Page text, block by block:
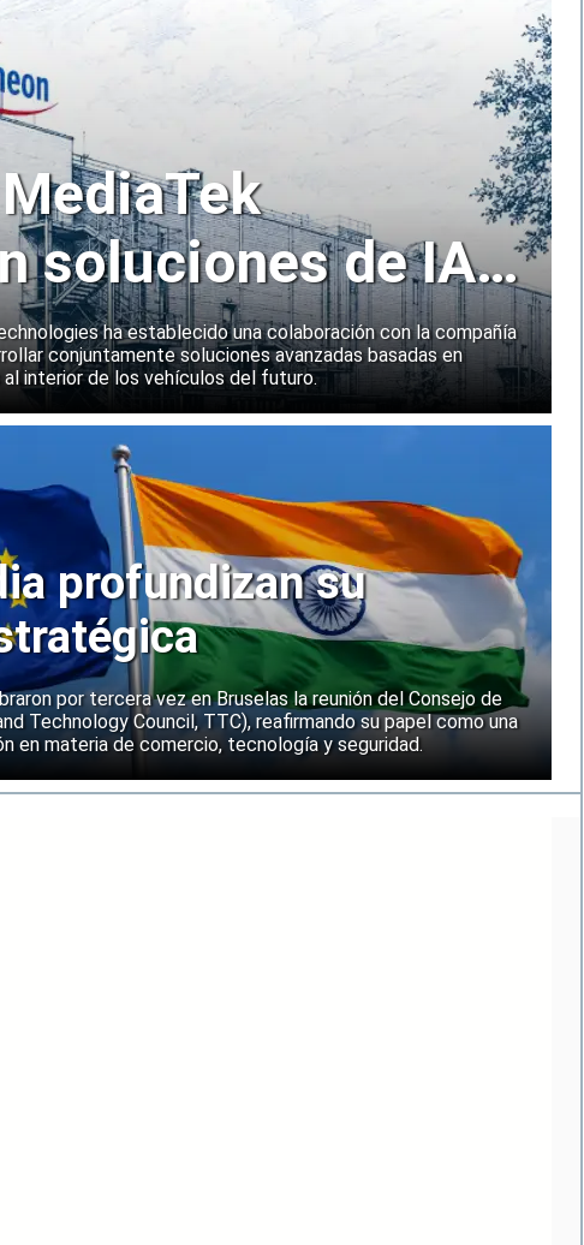
soluciones de IA
a bordo de
ha establecido una colaboración con la compañía
conjuntamente soluciones avanzadas basadas en
interior de los vehículos del futuro.
profundizan su
por tercera vez en Bruselas la reunión del Consejo de
Technology Council, TTC), reafirmando su papel como una
en materia de comercio, tecnología y seguridad.